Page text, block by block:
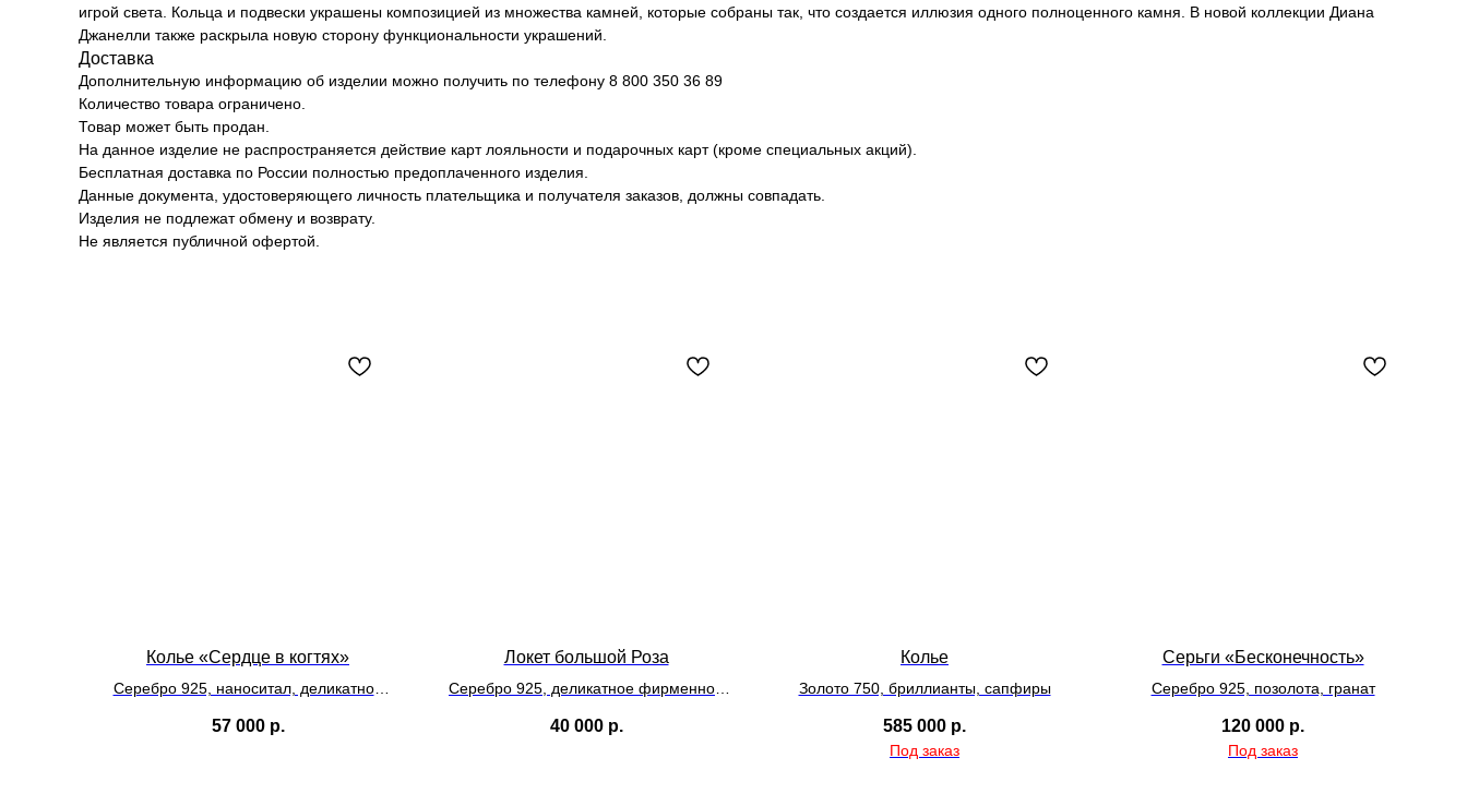
игрой света. Кольца и подвески украшены композицией из множества камней, которые собраны так, что создается иллюзия одного полноценного камня. В новой коллекции Диана
Джанелли также раскрыла новую сторону функциональности украшений.
Доставка
Дополнительную информацию об изделии можно получить по телефону 8 800 350 36 89
Количество товара ограничено.
Товар может быть продан.
На данное изделие не распространяется действие карт лояльности и подарочных карт (кроме специальных акций).
Бесплатная доставка по России полностью предоплаченного изделия.
Данные документа, удостоверяющего личность плательщика и получателя заказов, должны совпадать.
Изделия не подлежат обмену и возврату.
Не является публичной офертой.
Колье «Сердце в когтях»
Серебро 925, наноситал, деликатное
57 000 р.
Локет большой Роза
Серебро 925, деликатное фирменное
40 000 р.
Колье
Золото 750, бриллианты, сапфиры
585 000 р.
Серьги «Бесконечность»
Серебро 925, позолота, гранат
120 000 р.